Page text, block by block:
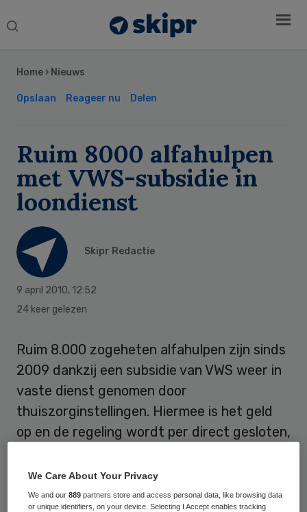
Search
Home › Nieuws
Opslaan Reageer nu Delen
Ruim 8000 alfahulpen
met VWS-subsidie in
loondienst
Skipr Redactie
9 april 2010, 12:52
24 keer gelezen
Ruim 8.000 zogeheten alfahulpen zijn sinds
2009 dankzij een subsidie van VWS weer in
vaste dienst genomen door
thuiszorginstellingen. Hiermee is het geld
op en de regeling wordt per direct gesloten,
betrokken brancheorganisaties laten
weten.
Sidebar
We Care About Your Privacy
We and our889 partners store and access personal data, like browsing data
or unique identifiers, on your device. Selecting I Accept enables tracking